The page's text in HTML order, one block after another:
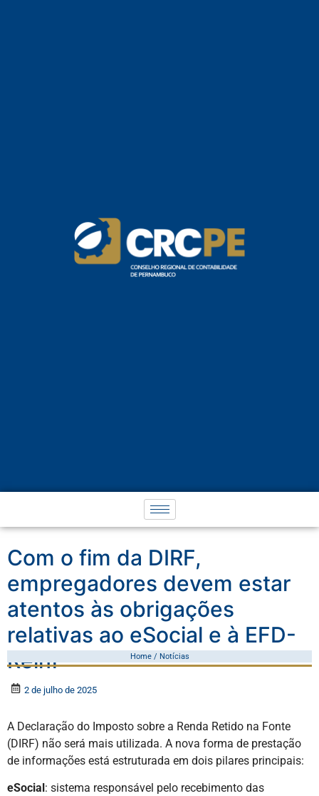
Com o fim da DIRF,
empregadores devem estar
atentos às obrigações
relativas ao eSocial e à EFD-
Reinf
Home / Notícias
2 de julho de 2025
A Declaração do Imposto sobre a Renda Retido na Fonte
(DIRF) não será mais utilizada. A nova forma de prestação
de informações está estruturada em dois pilares principais:
eSocial: sistema responsável pelo recebimento das